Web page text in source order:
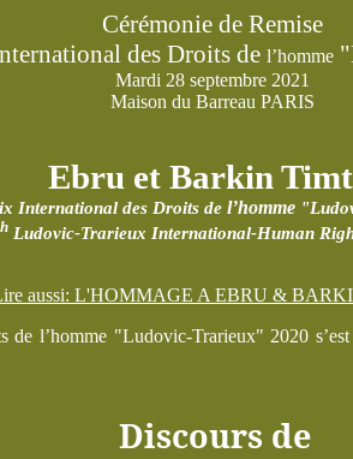
Cérémonie de Remise
des Droits de l’homme
Mardi 28 septembre 2021
Maison du Barreau PARIS
Ebru et Barkin
International des Droits de l’homme
Ludovic-Trarieux International-Human
aussi: L'HOMMAGE A EBRU &
l’homme "Ludovic-Trarieux" 2020
Discours de